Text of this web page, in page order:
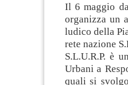
Il 6 maggio
organizza un
ludico della
rete nazione
S.L.U.R.P. è
Urbani a
quali si